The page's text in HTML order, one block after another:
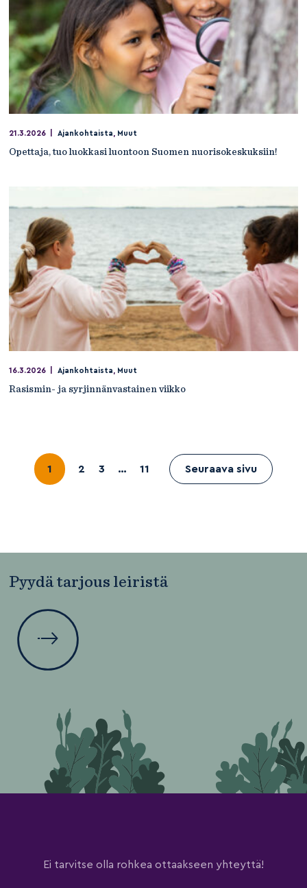
21.3.2026 Ajankohtaista Muut
Opettaja, tuo luokkasi luontoon Suomen nuorisokeskuksiin!
16.3.2026 Ajankohtaista Muut
Rasismin- ja syrjinnänvastainen viikko
1 2 3 … 11 Seuraava sivu
Pyydä tarjous leiristä
Ei tarvitse olla rohkea ottaakseen yhteyttä!